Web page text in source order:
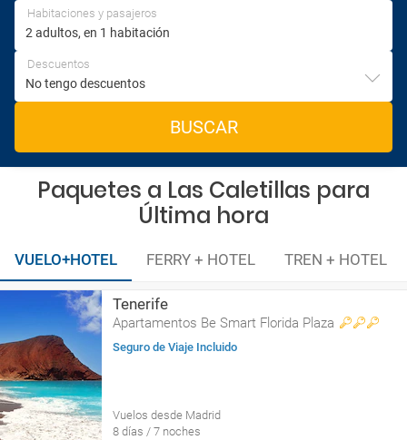
Habitaciones y pasajeros
Descuentos
BUSCAR
Paquetes a Las Caletillas para
Última hora
VUELO+HOTEL FERRY + HOTEL TREN + HOTEL
Tenerife
Apartamentos Be Smart Florida Plaza
Seguro de Viaje Incluido
Vuelos desde Madrid
8 días / 7 noches